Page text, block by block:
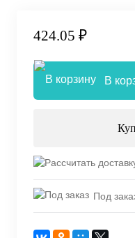
424.05 ₽
В
Под